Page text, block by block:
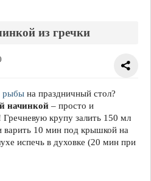
из гречки
рыбы на праздничный стол?
начинкой – просто и
крупу залить 150 мл
варить 10 мин под крышкой на
испечь в духовке (20 мин при